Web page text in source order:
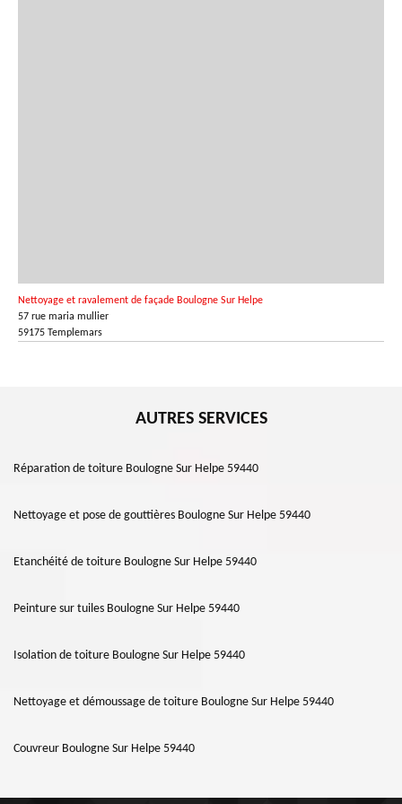
Nettoyage et ravalement de façade Boulogne Sur Helpe
57 rue maria mullier
59175 Templemars
AUTRES SERVICES
Réparation de toiture Boulogne Sur Helpe 59440
Nettoyage et pose de gouttières Boulogne Sur Helpe 59440
Etanchéité de toiture Boulogne Sur Helpe 59440
Peinture sur tuiles Boulogne Sur Helpe 59440
Isolation de toiture Boulogne Sur Helpe 59440
Nettoyage et démoussage de toiture Boulogne Sur Helpe 59440
Couvreur Boulogne Sur Helpe 59440